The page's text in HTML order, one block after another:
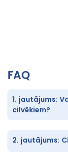
FAQ
1. jautājums:
cilvēkiem?
2. jautājums: